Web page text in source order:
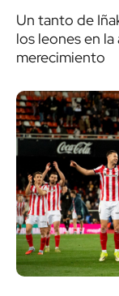
Un tanto de
los leones en
merecimiento